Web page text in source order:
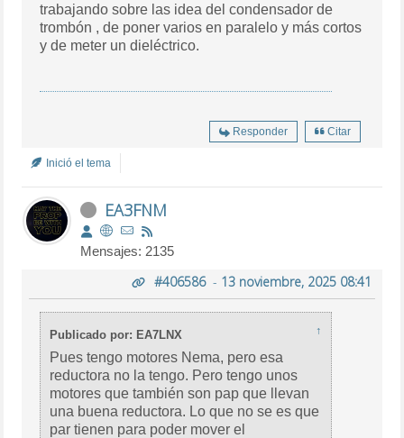
trabajando sobre las idea del condensador de
trombón , de poner varios en paralelo y más cortos
y de meter un dieléctrico.
Responder Citar
Inició el tema
EA3FNM
Mensajes: 2135
#406586- 13 noviembre, 2025 08:41
Publicado por: EA7LNX ↑
Pues tengo motores Nema, pero esa
reductora no la tengo. Pero tengo unos
motores que también son pap que llevan
una buena reductora. Lo que no se es que
par tienen para poder mover el